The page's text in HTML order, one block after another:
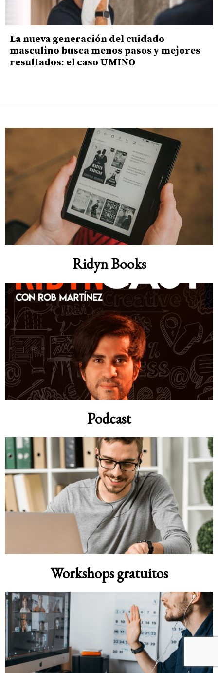
La nueva generación del cuidado
masculino busca menos pasos y mejores
resultados: el caso UMINO
Ridyn Books
Podcast
Workshops gratuitos